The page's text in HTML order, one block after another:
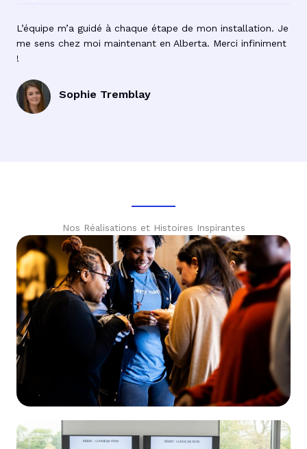
L’équipe m’a guidé à chaque étape de mon installation. Je
me sens chez moi maintenant en Alberta. Merci infiniment
!
Sophie Tremblay
Nos Réalisations et Histoires Inspirantes